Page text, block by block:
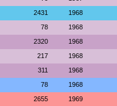
2431 1968
78 1968
2320 1968
217 1968
311 1968
78 1968
2655 1969